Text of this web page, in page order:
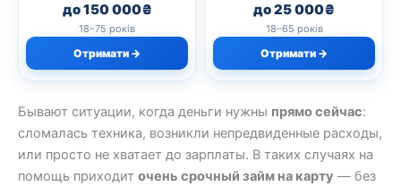
до 150 000₴
18–75 років
Отримати →
до 25 000₴
18–65 років
Отримати →
Бывают ситуации, когда деньги нужны прямо сейчас:
сломалась техника, возникли непредвиденные расходы,
или просто не хватает до зарплаты. В таких случаях на
помощь приходит очень срочный займ на карту — без